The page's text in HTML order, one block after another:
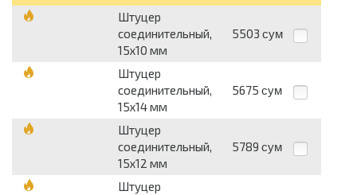
Штуцер
соединительный,
15х10 мм
5503 сум
Штуцер
соединительный,
15х14 мм
5675 сум
Штуцер
соединительный,
15х12 мм
5789 сум
Штуцер